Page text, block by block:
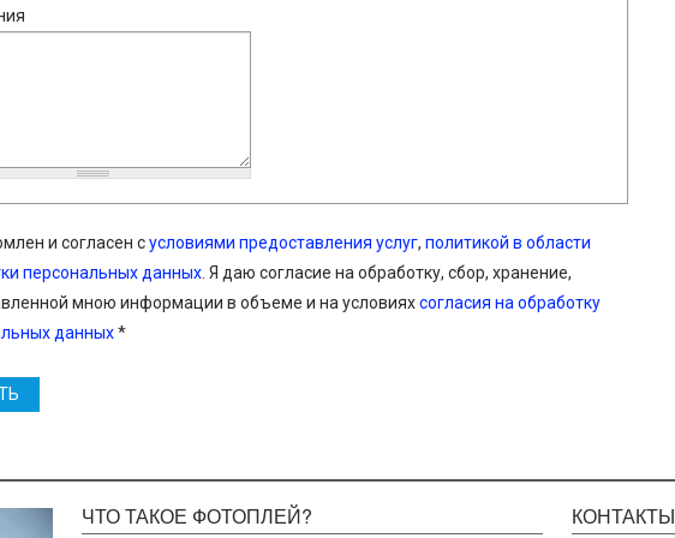
и согласен сусловиями предоставления услуг, политикой в области
персональных данных . Я даю согласие на обработку, сбор, хранение,
мною информации в объеме и на условияхсогласия на обработку
данных*
ЧТО ТАКОЕ ФОТОПЛЕЙ? КОНТАКТЫ